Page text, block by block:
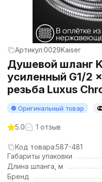
Артикул:0029Kaiser
Душевой шланг
усиленный G1/2
резьба Luxus
Оригинальный товар
5.0 1 отзыв
Код товара:587-481
Габариты упаковки
Длина шланга, м
Бренд